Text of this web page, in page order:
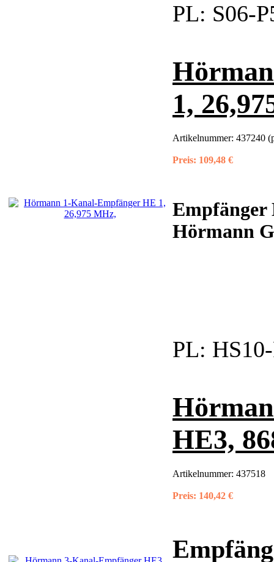
PL: S06-
1,
Artikelnummer: 437240
Preis: 109,48 €
Hörmann
PL:
HE3,
Artikelnummer: 437518
Preis: 140,42 €